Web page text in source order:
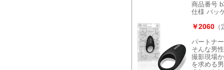
商品番号
仕様 パッ
￥2060
パートナ
そんな男
撮影現場
を求める